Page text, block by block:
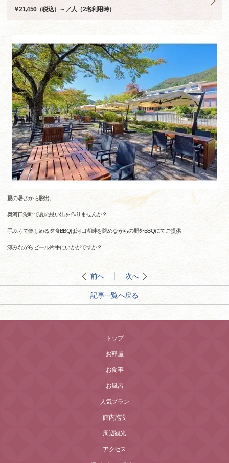
￥21,450（税込）～／人（2名利用時）
夏の暑さから脱出。
奥河口湖畔で夏の思い出を作りませんか？
手ぶらで楽しめる夕食BBQは河口湖畔を眺めながらの野外BBQにてご提供
涼みながらビール片手にいかがですか？
前へ 次へ
記事一覧へ戻る
トップ
お部屋
お食事
お風呂
人気プラン
館内施設
周辺観光
アクセス